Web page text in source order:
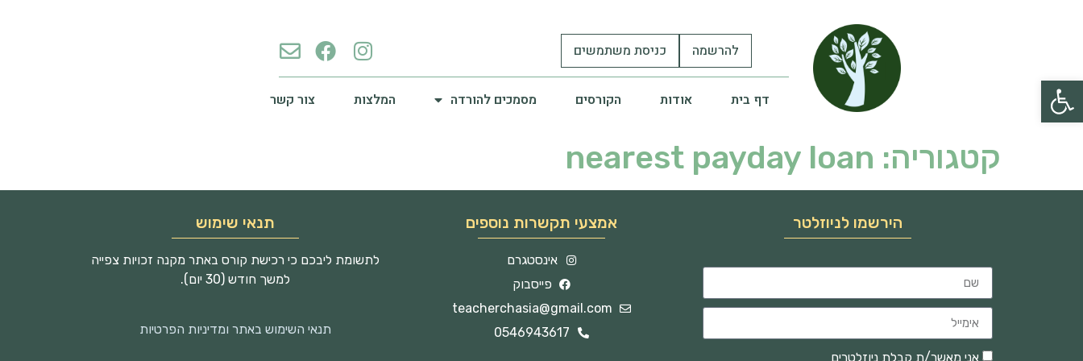
פתח סרגל נגישות
להרשמה כניסת משתמשים
דף בית אודות הקורסים מסמכים להורדה המלצות צור קשר
קטגוריה: nearest payday loan
הירשמו לניוזלטר
אני מאשר/ת קבלת ניוזלטרים
אמצעי תקשרות נוספים
אינסטגרם
פייסבוק
teacherchasia@gmail.com
0546943617
תנאי שימוש
לתשומת ליבכם כי רכישת קורס באתר מקנה זכויות צפייה
למשך חודש (30 יום).
תנאי השימוש באתר ומדיניות הפרטיות